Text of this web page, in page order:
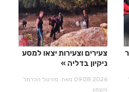
צעירים וצעירות יצאו למסע
ניקיון בדליה
09.08.2026 מאת: פורטל הכרמל
והצפון